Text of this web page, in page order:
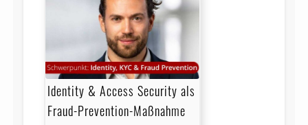
Identity & Access Security als
Fraud-Prevention-Maßnahme